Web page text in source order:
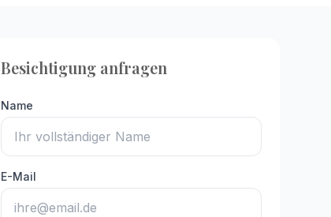
Besichtigung anfragen
Name
E-Mail